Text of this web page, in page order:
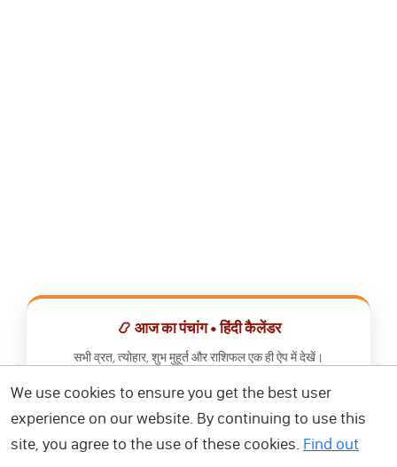
📿 आज का पंचांग • हिंदी कैलेंडर
सभी व्रत, त्योहार, शुभ मुहूर्त और राशिफल एक ही ऐप में देखें।
📅 हिंदी कैलेंडर ऐप डाउनलोड करें
We use cookies to ensure you get the best user
experience on our website. By continuing to use this
site, you agree to the use of these cookies. Find out